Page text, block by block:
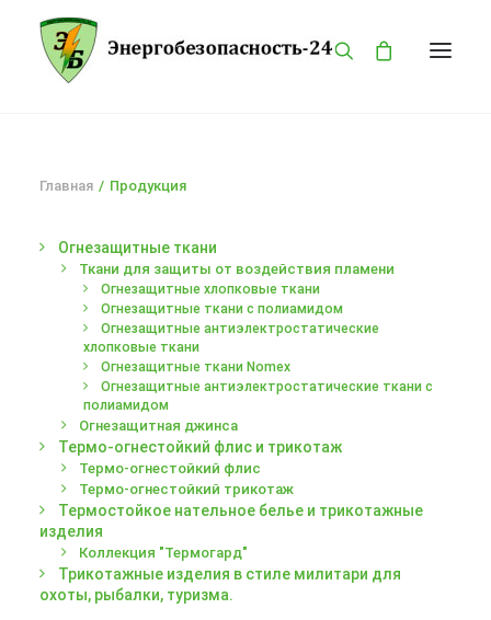
КАТАЛОГ
БРЕНДЫ
ПРОДУКЦИЯ
ОПАСНОСТИ
КОНТАКТЫ
MY ACCOUNT
PRIVACY POLICY
LANGUAGE
Главная Продукция
Огнезащитные ткани
Ткани для защиты от воздействия пламени
Огнезащитные хлопковые ткани
Огнезащитные ткани с полиамидом
Огнезащитные антиэлектростатические
хлопковые ткани
Огнезащитные ткани Nomex
Огнезащитные антиэлектростатические ткани с
полиамидом
Огнезащитная джинса
Термо-огнестойкий флис и трикотаж
Термо-огнестойкий флис
Термо-огнестойкий трикотаж
Термостойкое нательное белье и трикотажные
изделия
Коллекция "Термогард"
Трикотажные изделия в стиле милитари для
охоты, рыбалки, туризма.